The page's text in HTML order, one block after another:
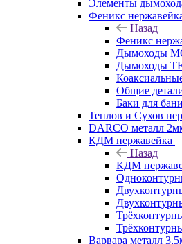
Элементы
Феникс
Назад
Феникс
Дымоходы
Дымоходы
Общие
Баки для бани
Теплов и Сухов
DARCO металл
КДМ нержавейка
Назад
КДМ
Варвара металл